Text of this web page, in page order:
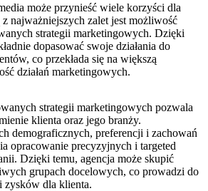
może przynieść wiele korzyści ​dla
najważniejszych zalet​ jest możliwość
strategii​ marketingowych. Dzięki⁣
dopasować‌ swoje działania do⁤
co przekłada się na większą
działań marketingowych.
strategii marketingowych pozwala
klienta oraz ⁢jego branży.
demograficznych, preferencji i zachowań⁢
​opracowanie​ precyzyjnych i ‍targeted
⁤Dzięki‍ temu, agencja może skupić
grupach docelowych, co prowadzi do
zysków dla klienta.